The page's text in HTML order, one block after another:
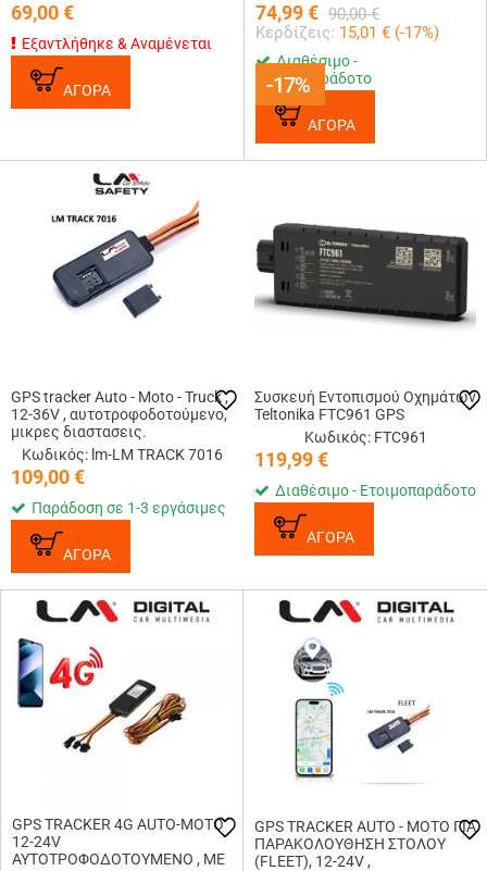
69,00€
Εξαντλήθηκε & Αναμένεται
ΑΓΟΡΑ -17%
74,99€ 90,00 €
Κερδίζεις: 15,01 € (-17%)
-17%
Διαθέσιμο -
Ετοιμοπαράδοτο
ΑΓΟΡΑ
GPS tracker Auto - Moto - Truck ,
12-36V , αυτοτροφοδοτούμενο,
μικρες διαστασεις.
Κωδικός: lm-LM TRACK 7016
109,00€
Παράδοση σε 1-3 εργάσιμες
ΑΓΟΡΑ
Συσκευή Εντοπισμού Οχημάτων
Teltonika FTC961 GPS
Κωδικός: FTC961
119,99€
Διαθέσιμο - Ετοιμοπαράδοτο
ΑΓΟΡΑ
GPS TRACKER 4G AUTO-MOTO
12-24V
AYTOΤΡΟΦΟΔΟΤΟΥΜΕΝO , ΜΕ
GPS TRACKER AUTO - MOTO ΓΙΑ
ΠΑΡΑΚΟΛΟΥΘΗΣΗ ΣΤΟΛΟΥ
(FLEET), 12-24V ,